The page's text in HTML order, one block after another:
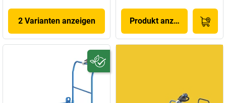
2 Varianten anzeigen Produkt anzeigen